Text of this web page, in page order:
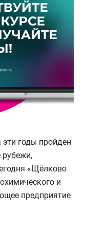
эти годы пройден
рубежи,
«Щёлково
и
предприятие